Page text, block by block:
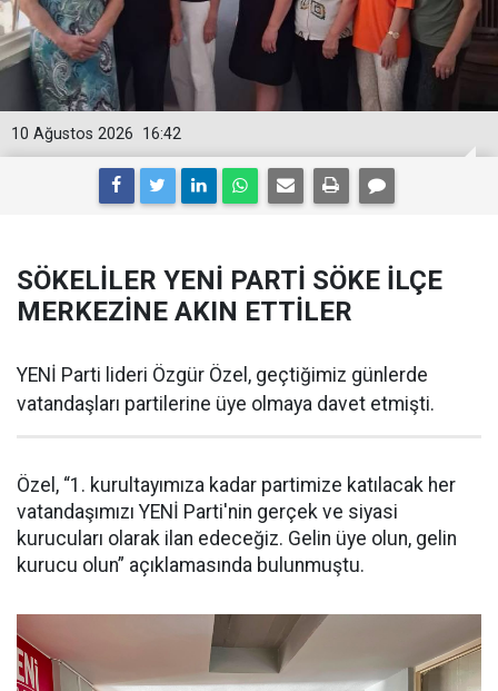
16:42
10 Ağustos 2026
SÖKELİLER YENİ PARTİ SÖKE İLÇE
MERKEZİNE AKIN ETTİLER
YENİ Parti lideri Özgür Özel, geçtiğimiz günlerde
vatandaşları partilerine üye olmaya davet etmişti.
Özel, “1. kurultayımıza kadar partimize katılacak her
vatandaşımızı YENİ Parti'nin gerçek ve siyasi
kurucuları olarak ilan edeceğiz. Gelin üye olun, gelin
kurucu olun” açıklamasında bulunmuştu.